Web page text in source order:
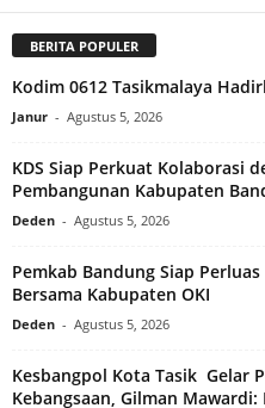
BERITA POPULER
Kodim 0612 Tasikmalaya
Janur - Agustus 5, 2026
KDS Siap Perkuat Kolaborasi
Pembangunan Kabupaten
Deden - Agustus 5, 2026
Pemkab Bandung Siap
Bersama Kabupaten OKI
Deden - Agustus 5, 2026
Kesbangpol Kota Tasik Gelar
Kebangsaan, Gilman